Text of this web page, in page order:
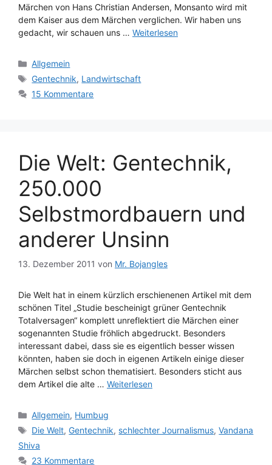
Märchen von Hans Christian Andersen, Monsanto wird mit
dem Kaiser aus dem Märchen verglichen. Wir haben uns
gedacht, wir schauen uns … Weiterlesen
Kategorien
Allgemein
Schlagwörter
Gentechnik, Landwirtschaft
15 Kommentare
Die Welt: Gentechnik,
250.000
Selbstmordbauern und
anderer Unsinn
13. Dezember 2011 von Mr. Bojangles
Die Welt hat in einem kürzlich erschienenen Artikel mit dem
schönen Titel „Studie bescheinigt grüner Gentechnik
Totalversagen“ komplett unreflektiert die Märchen einer
sogenannten Studie fröhlich abgedruckt. Besonders
interessant dabei, dass sie es eigentlich besser wissen
könnten, haben sie doch in eigenen Artikeln einige dieser
Märchen selbst schon thematisiert. Besonders sticht aus
dem Artikel die alte … Weiterlesen
Kategorien
Allgemein, Humbug
Schlagwörter
Die Welt,Gentechnik, schlechter Journalismus,Vandana
Shiva
23 Kommentare